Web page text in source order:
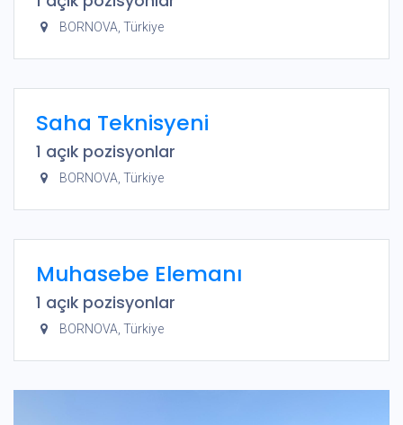
BORNOVA Türkiye
Saha Teknisyeni
1 açık pozisyonlar
BORNOVA Türkiye
Muhasebe Elemanı
1 açık pozisyonlar
BORNOVA Türkiye